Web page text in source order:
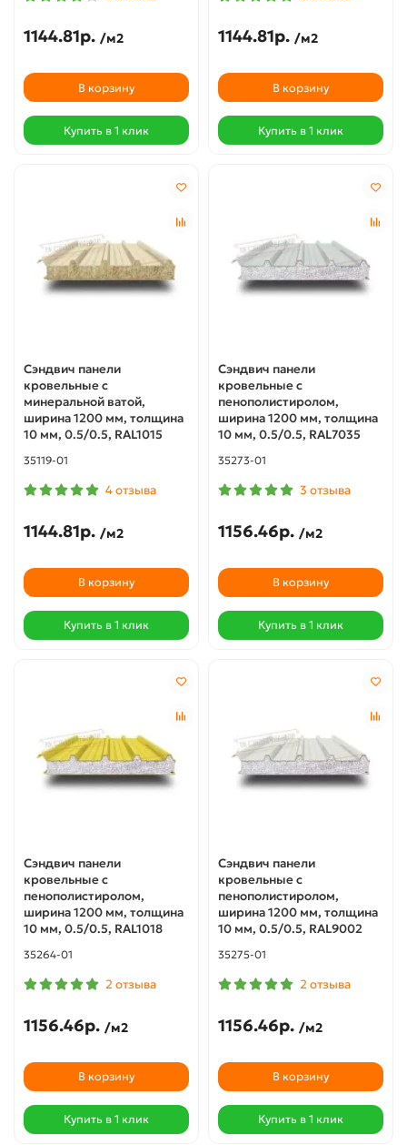
1144.81р. /м2
В корзину
Купить в 1 клик
1144.81р. /м2
В корзину
Купить в 1 клик
Сэндвич панели
кровельные с
минеральной ватой,
ширина 1200 мм, толщина
10 мм, 0.5/0.5, RAL1015
35119-01
4 отзыва
1144.81р. /м2
В корзину
Купить в 1 клик
Сэндвич панели
кровельные с
пенополистиролом,
ширина 1200 мм, толщина
10 мм, 0.5/0.5, RAL7035
35273-01
3 отзыва
1156.46р. /м2
В корзину
Купить в 1 клик
Сэндвич панели
кровельные с
пенополистиролом,
ширина 1200 мм, толщина
10 мм, 0.5/0.5, RAL1018
35264-01
2 отзыва
1156.46р. /м2
В корзину
Купить в 1 клик
Сэндвич панели
кровельные с
пенополистиролом,
ширина 1200 мм, толщина
10 мм, 0.5/0.5, RAL9002
35275-01
2 отзыва
1156.46р. /м2
В корзину
Купить в 1 клик